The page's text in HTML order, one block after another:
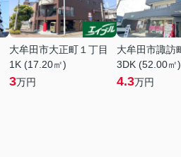
大牟田市大正町１丁目
1K (17.20㎡)
3万円
大牟田市諏訪
3DK (52.00㎡)
4.3万円